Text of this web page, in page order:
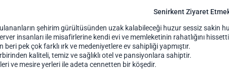
Senirkent Ziyaret
şehirim gürültüsünden uzak kalabileceği huzur sessiz sakin
insanları ile misafirlerine kendi evi ve memleketinin rahatlığını
pek çok farklı ırk ve medeniyetlere ev sahipliği yapmıştır.
kaliteli, temiz ve sağlıklı otel ve pansiyonlara sahiptir.
ve mesire yerleri ile adeta cennetten bir köşedir.